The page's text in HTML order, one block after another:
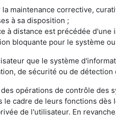
maintenance corrective,
à sa disposition ;
à distance est précédée
bloquante pour le système
que le système
de sécurité ou de
opérations de contrôle
le cadre de leurs fonctions
de l'utilisateur. En